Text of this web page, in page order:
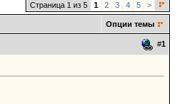
Страница 1 из 5 1 2 3 4 5 >
Опции темы
#1